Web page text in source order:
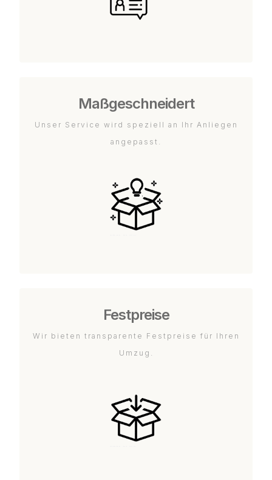
Maßgeschneidert
Unser Service wird speziell an Ihr Anliegen
angepasst.
Festpreise
Wir bieten transparente Festpreise für Ihren
Umzug.